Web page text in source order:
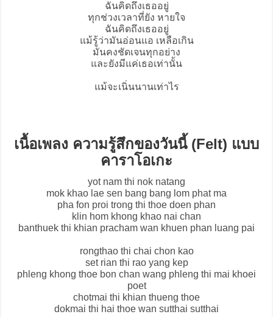
ฉันคิดถึงเธออยู่
ทุกช่วงเวลาที่ยัง หายใจ
ฉันคิดถึงเธออยู่
แม้รู้ว่ามันอ่อนแอ เหลือเกิน
มันคงชัดเจนทุกอย่าง
และยังมีแค่เธอเท่านั้น
แม้จะเนิ่นนานเท่าไร
เนื้อเพลง ความรู้สึกของวันนี้ (Felt) แบบ
คาราโอเกะ
yot nam thi nok natang
mok khao lae sen bang bang lom phat ma
pha fon proi trong thi thoe doen phan
klin hom khong khao nai chan
banthuek thi khian pracham wan khuen phan luang pai
rongthao thi chai chon kao
set rian thi rao yang kep
phleng khong thoe bon chan wang phleng thi mai khoei
poet
chotmai thi khian thueng thoe
dokmai thi hai thoe wan sutthai sutthai